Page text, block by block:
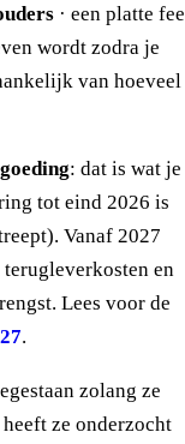
· een platte fee
wordt zodra je
van hoeveel
: dat is wat je
tot eind 2026 is
Vanaf 2027
en
Lees voor de
.
zolang ze
ze onderzocht